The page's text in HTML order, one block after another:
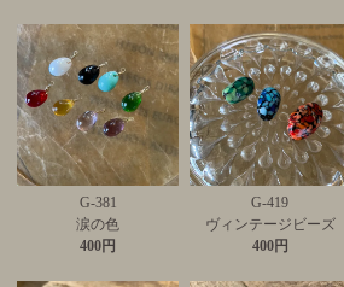
G-381
涙の色
400円
G-419
ヴィンテージビーズ
400円